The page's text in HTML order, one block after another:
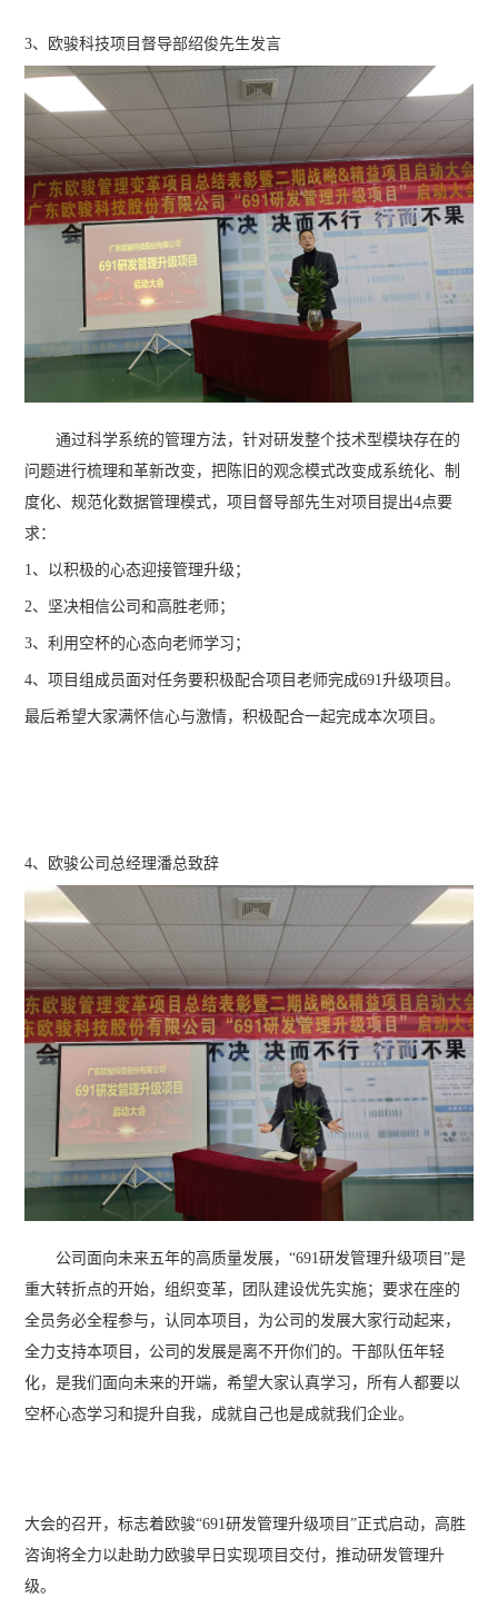
3、欧骏科技项目督导部绍俊先生发言
通过科学系统的管理方法，针对研发整个技术型模块存在的
问题进行梳理和革新改变，把陈旧的观念模式改变成系统化、制
度化、规范化数据管理模式，项目督导部先生对项目提出4点要
求：
1、以积极的心态迎接管理升级；
2、坚决相信公司和高胜老师；
3、利用空杯的心态向老师学习；
4、项目组成员面对任务要积极配合项目老师完成691升级项目。
最后希望大家满怀信心与激情，积极配合一起完成本次项目。
4、欧骏公司总经理潘总致辞
公司面向未来五年的高质量发展，“691研发管理升级项目”是
重大转折点的开始，组织变革，团队建设优先实施；要求在座的
全员务必全程参与，认同本项目，为公司的发展大家行动起来，
全力支持本项目，公司的发展是离不开你们的。干部队伍年轻
化，是我们面向未来的开端，希望大家认真学习，所有人都要以
空杯心态学习和提升自我，成就自己也是成就我们企业。
大会的召开，标志着欧骏“691研发管理升级项目”正式启动，高胜
咨询将全力以赴助力欧骏早日实现项目交付，推动研发管理升
级。